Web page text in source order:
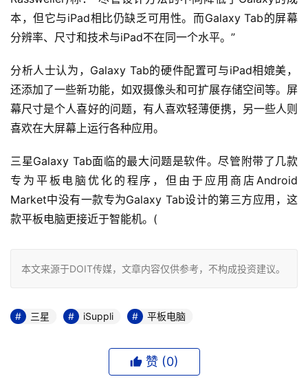
本，但它与iPad相比仍缺乏可用性。而Galaxy Tab的屏幕
分辨率、尺寸和技术与iPad不在同一个水平。”
分析人士认为，Galaxy Tab的硬件配置可与iPad相媲美，
还添加了一些新功能，如双摄像头和可扩展存储空间等。屏
幕尺寸是个人喜好的问题，有人喜欢轻薄便携，另一些人则
喜欢在大屏幕上运行各种应用。
三星Galaxy Tab面临的最大问题是软件。尽管附带了几款
专为平板电脑优化的程序，但由于应用商店Android
Market中没有一款专为Galaxy Tab设计的第三方应用，这
款平板电脑更接近于智能机。(
本文来源于DOIT传媒，文章内容仅供参考，不构成投资建议。
三星 iSuppli 平板电脑
赞 (0)